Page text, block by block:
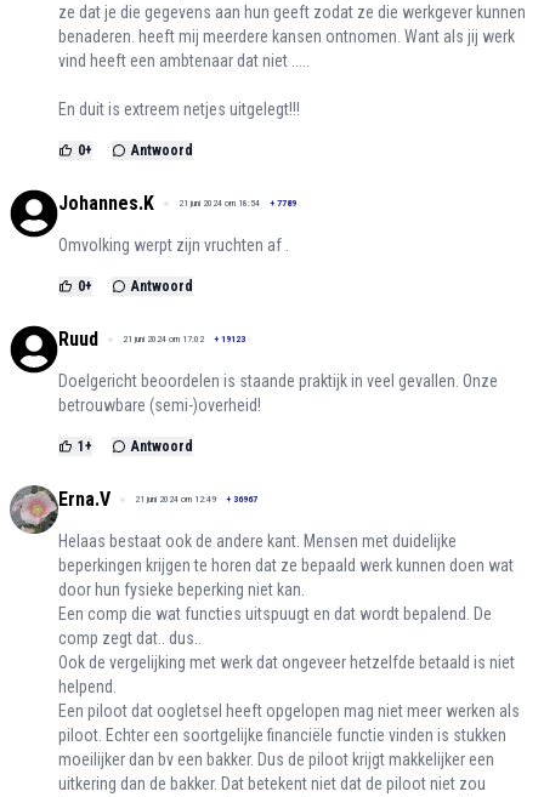
ze dat je die gegevens aan hun geeft zodat ze die werkgever kunnen
benaderen. heeft mij meerdere kansen ontnomen. Want als jij werk
vind heeft een ambtenaar dat niet .....
En duit is extreem netjes uitgelegt!!!
0+ Antwoord
Johannes.K 21 juni 2024 om 18:54 + 7789
Omvolking werpt zijn vruchten af .
0+ Antwoord
Ruud 21 juni 2024 om 17:02 + 19123
Doelgericht beoordelen is staande praktijk in veel gevallen. Onze
betrouwbare (semi-)overheid!
1 + Antwoord
Erna.V 21 juni 2024 om 12:49 + 36967
Helaas bestaat ook de andere kant. Mensen met duidelijke
beperkingen krijgen te horen dat ze bepaald werk kunnen doen wat
door hun fysieke beperking niet kan.
Een comp die wat functies uitspuugt en dat wordt bepalend. De
comp zegt dat.. dus..
Ook de vergelijking met werk dat ongeveer hetzelfde betaald is niet
helpend.
Een piloot dat oogletsel heeft opgelopen mag niet meer werken als
piloot. Echter een soortgelijke financiële functie vinden is stukken
moeilijker dan bv een bakker. Dus de piloot krijgt makkelijker een
uitkering dan de bakker. Dat betekent niet dat de piloot niet zou